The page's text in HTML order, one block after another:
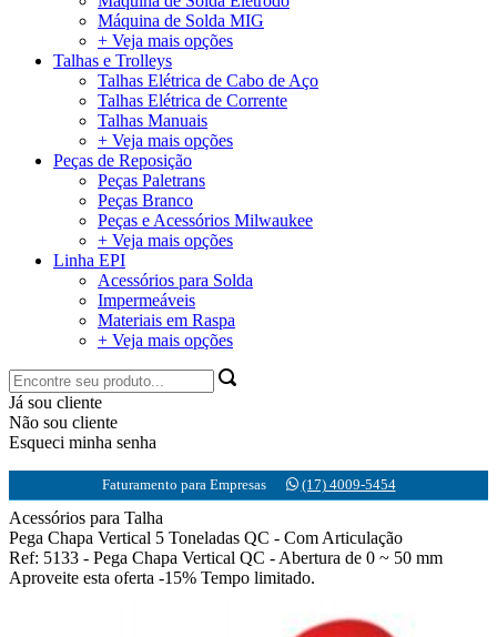
Máquina de Solda MIG
+ Veja mais opções
Talhas e Trolleys
Talhas Elétrica de Cabo de Aço
Talhas Elétrica de Corrente
Talhas Manuais
+ Veja mais opções
Peças de Reposição
Peças Paletrans
Peças Branco
Peças e Acessórios Milwaukee
+ Veja mais opções
Linha EPI
Acessórios para Solda
Impermeáveis
Materiais em Raspa
+ Veja mais opções
Já sou cliente
Não sou cliente
Esqueci minha senha
Faturamento para Empresas (17) 4009-5454
Acessórios para Talha
Pega Chapa Vertical 5 Toneladas QC - Com Articulação
Ref: 5133 - Pega Chapa Vertical QC - Abertura de 0 ~ 50 mm
Aproveite esta oferta -15% Tempo limitado.